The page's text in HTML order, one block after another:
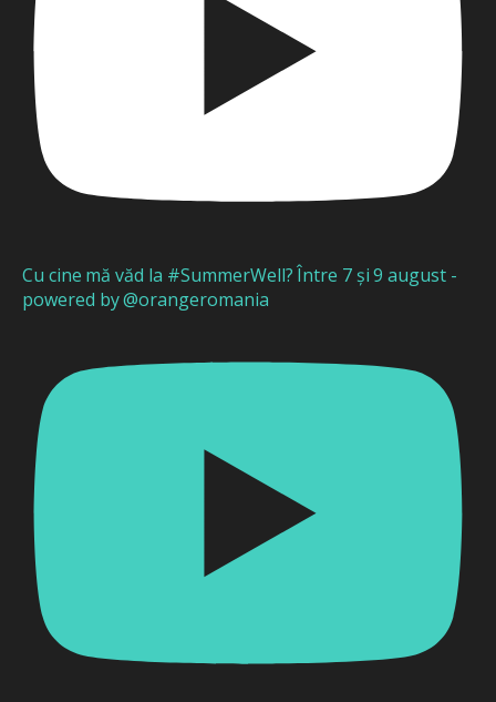
Cu cine mă văd la #SummerWell? Între 7 și 9 august -
powered by @orangeromania